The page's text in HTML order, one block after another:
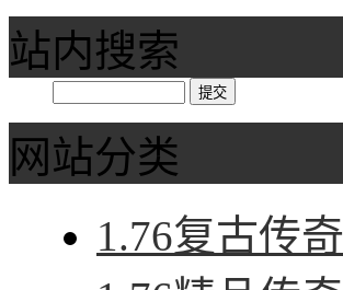
站内搜索
网站分类
1.76复古传奇